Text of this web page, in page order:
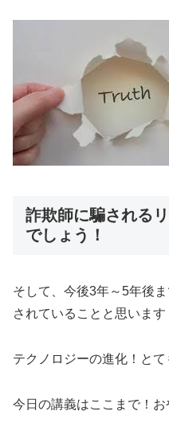
詐欺師に騙される
でしょう！
そして、今後3年～5年後
されていることと思います
テクノロジーの進化！とて
今日の講義はここまで！お